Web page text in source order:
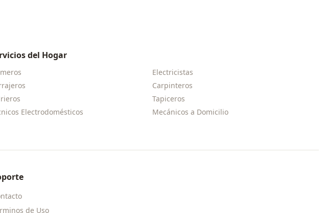
del Hogar
Electricistas
Carpinteros
Tapiceros
Electrodomésticos
Mecánicos a Domicilio
de Uso